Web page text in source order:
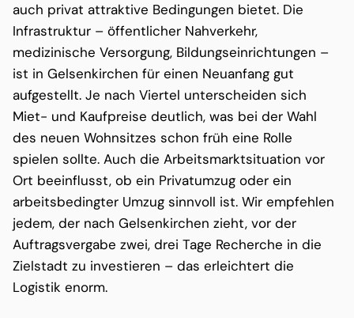
auch privat attraktive Bedingungen bietet. Die
Infrastruktur – öffentlicher Nahverkehr,
medizinische Versorgung, Bildungseinrichtungen –
ist in Gelsenkirchen für einen Neuanfang gut
aufgestellt. Je nach Viertel unterscheiden sich
Miet- und Kaufpreise deutlich, was bei der Wahl
des neuen Wohnsitzes schon früh eine Rolle
spielen sollte. Auch die Arbeitsmarktsituation vor
Ort beeinflusst, ob ein Privatumzug oder ein
arbeitsbedingter Umzug sinnvoll ist. Wir empfehlen
jedem, der nach Gelsenkirchen zieht, vor der
Auftragsvergabe zwei, drei Tage Recherche in die
Zielstadt zu investieren – das erleichtert die
Logistik enorm.